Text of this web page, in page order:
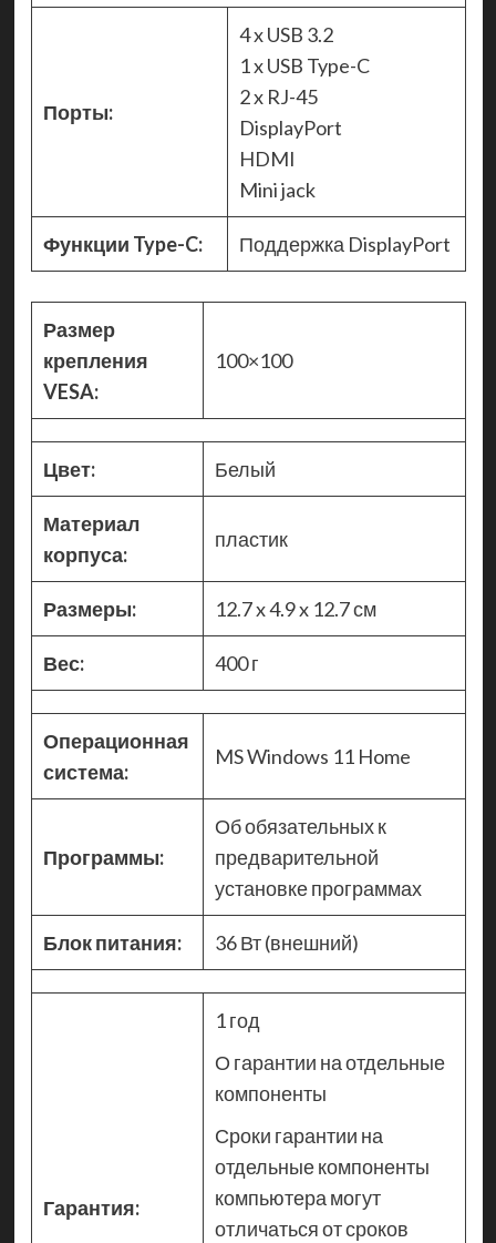
Порты:
4 x USB 3.2
1 x USB Type-C
2 x RJ-45
DisplayPort
HDMI
Mini jack
Функции Type-C: Поддержка DisplayPort
Размер
крепления
VESA:
100×100
Цвет: Белый
Материал
корпуса:
пластик
Размеры: 12.7 x 4.9 x 12.7 см
Вес: 400 г
Операционная
система:
MS Windows 11 Home
Программы:
Об обязательных к
предварительной
установке программах
Блок питания: 36 Вт (внешний)
Гарантия:
1 год
О гарантии на отдельные
компоненты
Сроки гарантии на
отдельные компоненты
компьютера могут
отличаться от сроков